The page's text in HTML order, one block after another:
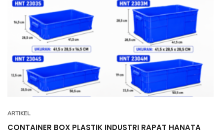
ARTIKEL
CONTAINER BOX PLASTIK INDUSTRI RAPAT HANATA